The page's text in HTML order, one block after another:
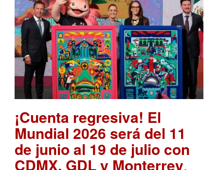
¡Cuenta regresiva! El
Mundial 2026 será del 11
de junio al 19 de julio con
CDMX, GDL y Monterrey.